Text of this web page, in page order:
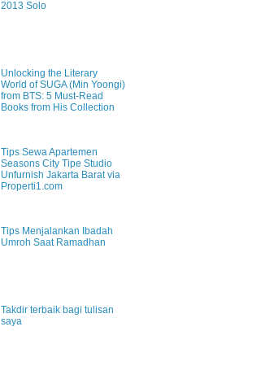
2013 Solo
Unlocking the Literary
World of SUGA (Min Yoongi)
from BTS: 5 Must-Read
Books from His Collection
Tips Sewa Apartemen
Seasons City Tipe Studio
Unfurnish Jakarta Barat via
Properti1.com
Tips Menjalankan Ibadah
Umroh Saat Ramadhan
Takdir terbaik bagi tulisan
saya